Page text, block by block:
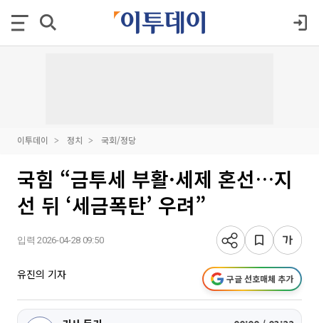
이투데이 정치 국회/정당
국힘 “금투세 부활·세제 혼선…지
선 뒤 ‘세금폭탄’ 우려”
입력 2026-04-28 09:50
유진의 기자 구글 선호매체 추가